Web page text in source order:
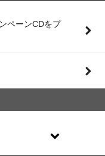
ペーンCDをプ